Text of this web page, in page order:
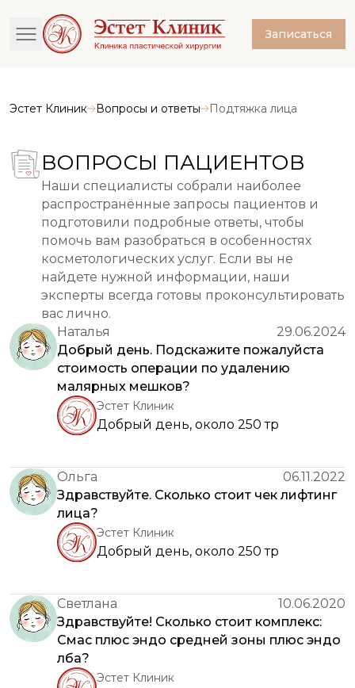
Записаться
Эстет Клиник Вопросы и ответы Подтяжка лица
ВОПРОСЫ ПАЦИЕНТОВ
Наши специалисты собрали наиболее
распространённые запросы пациентов и
подготовили подробные ответы, чтобы
помочь вам разобраться в особенностях
косметологических услуг. Если вы не
найдете нужной информации, наши
эксперты всегда готовы проконсультировать
вас лично.
Наталья
29.06.2024
Добрый день. Подскажите пожалуйста
стоимость операции по удалению
малярных мешков?
Эстет Клиник
Добрый день, около 250 тр
Ольга
06.11.2022
Здравствуйте. Сколько стоит чек лифтинг
лица?
Эстет Клиник
Добрый день, около 250 тр
Светлана
10.06.2020
Здравствуйте! Сколько стоит комплекс:
Смас плюс эндо средней зоны плюс эндо
лба?
Эстет Клиник